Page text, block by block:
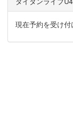
現在予約を受け付